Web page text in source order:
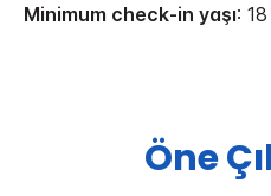
Minimum check-in yaşı: 18
Öne